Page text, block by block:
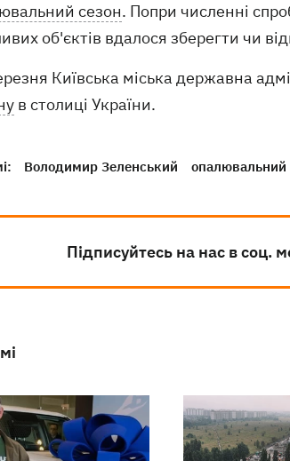
сезон. Попри численні
об'єктів вдалося зберегти чи
Київська міська державна
в столиці України.
Володимир Зеленський опалювальний
Підписуйтесь на нас в соц.